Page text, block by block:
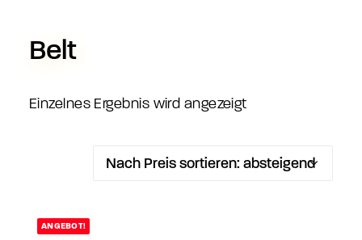
Belt
Einzelnes Ergebnis wird angezeigt
ANGEBOT!